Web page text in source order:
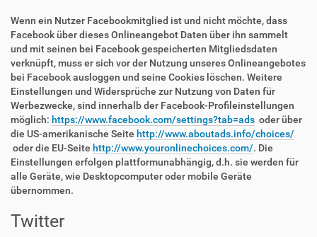
Wenn ein Nutzer Facebookmitglied ist und nicht möchte, dass
Facebook über dieses Onlineangebot Daten über ihn sammelt
und mit seinen bei Facebook gespeicherten Mitgliedsdaten
verknüpft, muss er sich vor der Nutzung unseres Onlineangebotes
bei Facebook ausloggen und seine Cookies löschen. Weitere
Einstellungen und Widersprüche zur Nutzung von Daten für
Werbezwecke, sind innerhalb der Facebook-Profileinstellungen
möglich: https://www.facebook.com/settings?tab=ads oder über
die US-amerikanische Seite http://www.aboutads.info/choices/
oder die EU-Seite http://www.youronlinechoices.com/. Die
Einstellungen erfolgen plattformunabhängig, d.h. sie werden für
alle Geräte, wie Desktopcomputer oder mobile Geräte
übernommen.
Twitter